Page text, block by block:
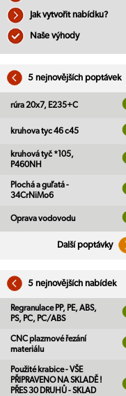
Jak vytvořit nabídku?
Naše výhody
5 nejnovějších poptávek
rúra 20x7, E235+C
kruhova tyc 46 c45
kruhová tyč *105,
P460NH
Plochá a guľatá -
34CrNiMo6
Oprava vodovodu
Další poptávky
5 nejnovějších nabídek
Regranulace PP, PE, ABS,
PS, PC, PC/ABS
CNC plazmové řezání
materiálu
Použité krabice - VŠE
PŘIPRAVENO NA SKLADĚ !
PŘES 30 DRUHŮ - SKLAD